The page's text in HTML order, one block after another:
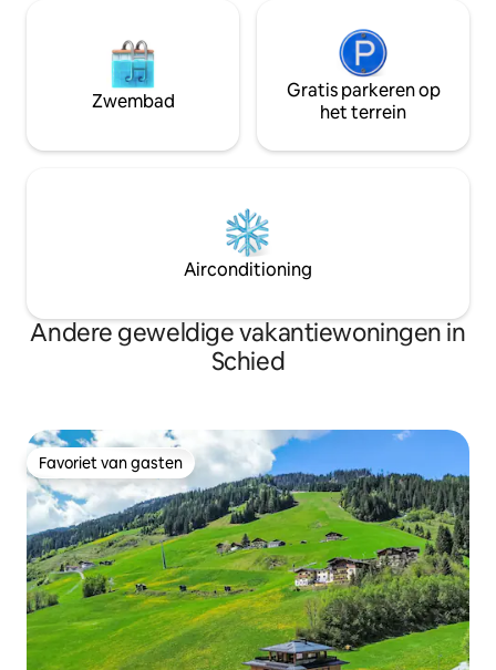
Zwembad
Gratis parkeren op
het terrein
Airconditioning
Andere geweldige vakantiewoningen in
Schied
Favoriet van gasten
Favoriet van gasten